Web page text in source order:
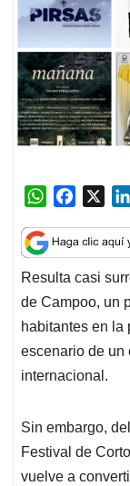
W
a
t
s
A
p
p
c
e
b
o
o
k
Resulta casi
de Campoo, un
habitantes en la
escenario de un
internacional.
Sin embargo,
Festival de
vuelve a